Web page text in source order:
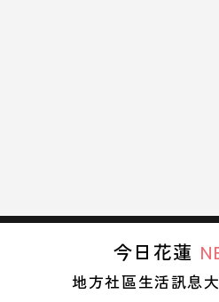
今日花蓮
地方社區生活訊息